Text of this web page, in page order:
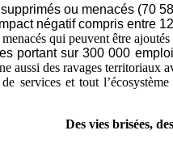
ou menacés (70
négatif compris entre
qui peuvent être
portant sur 300 000
aussi des ravages
services et tout
Des vies brisées,